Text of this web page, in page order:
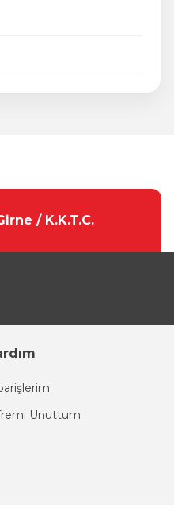
/ K.K.T.C.
Unuttum